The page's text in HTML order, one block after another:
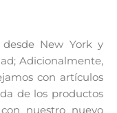
desde New York y
Adicionalmente,
con artículos
de los productos
nuestro nuevo